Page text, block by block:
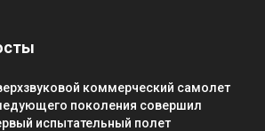
коммерческий самолет
поколения совершил
испытательный полет